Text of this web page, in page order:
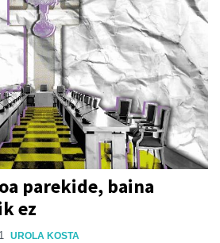
parekide, baina
ez
UROLA KOSTA